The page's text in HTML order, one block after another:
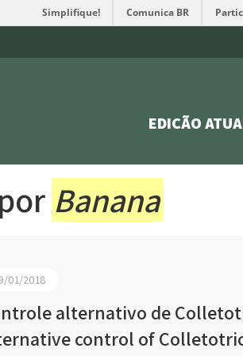
Simplifique! Comunica BR
EDIÇÃO
Banana
01/2018
alternativo de
control of